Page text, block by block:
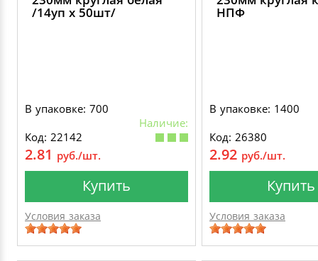
/14уп х 50шт/
В упаковке: 700
Наличие:
Код: 22142
2.81 руб./шт.
Купить
Условия заказа
НПФ
В упаковке: 1400
Код: 26380
2.92 руб./шт.
Купить
Условия заказа